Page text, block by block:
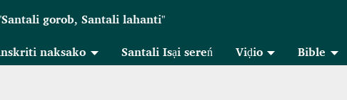
gorob, Santali lahanti"
naksako Santali Isại sereń Viḍio Bible